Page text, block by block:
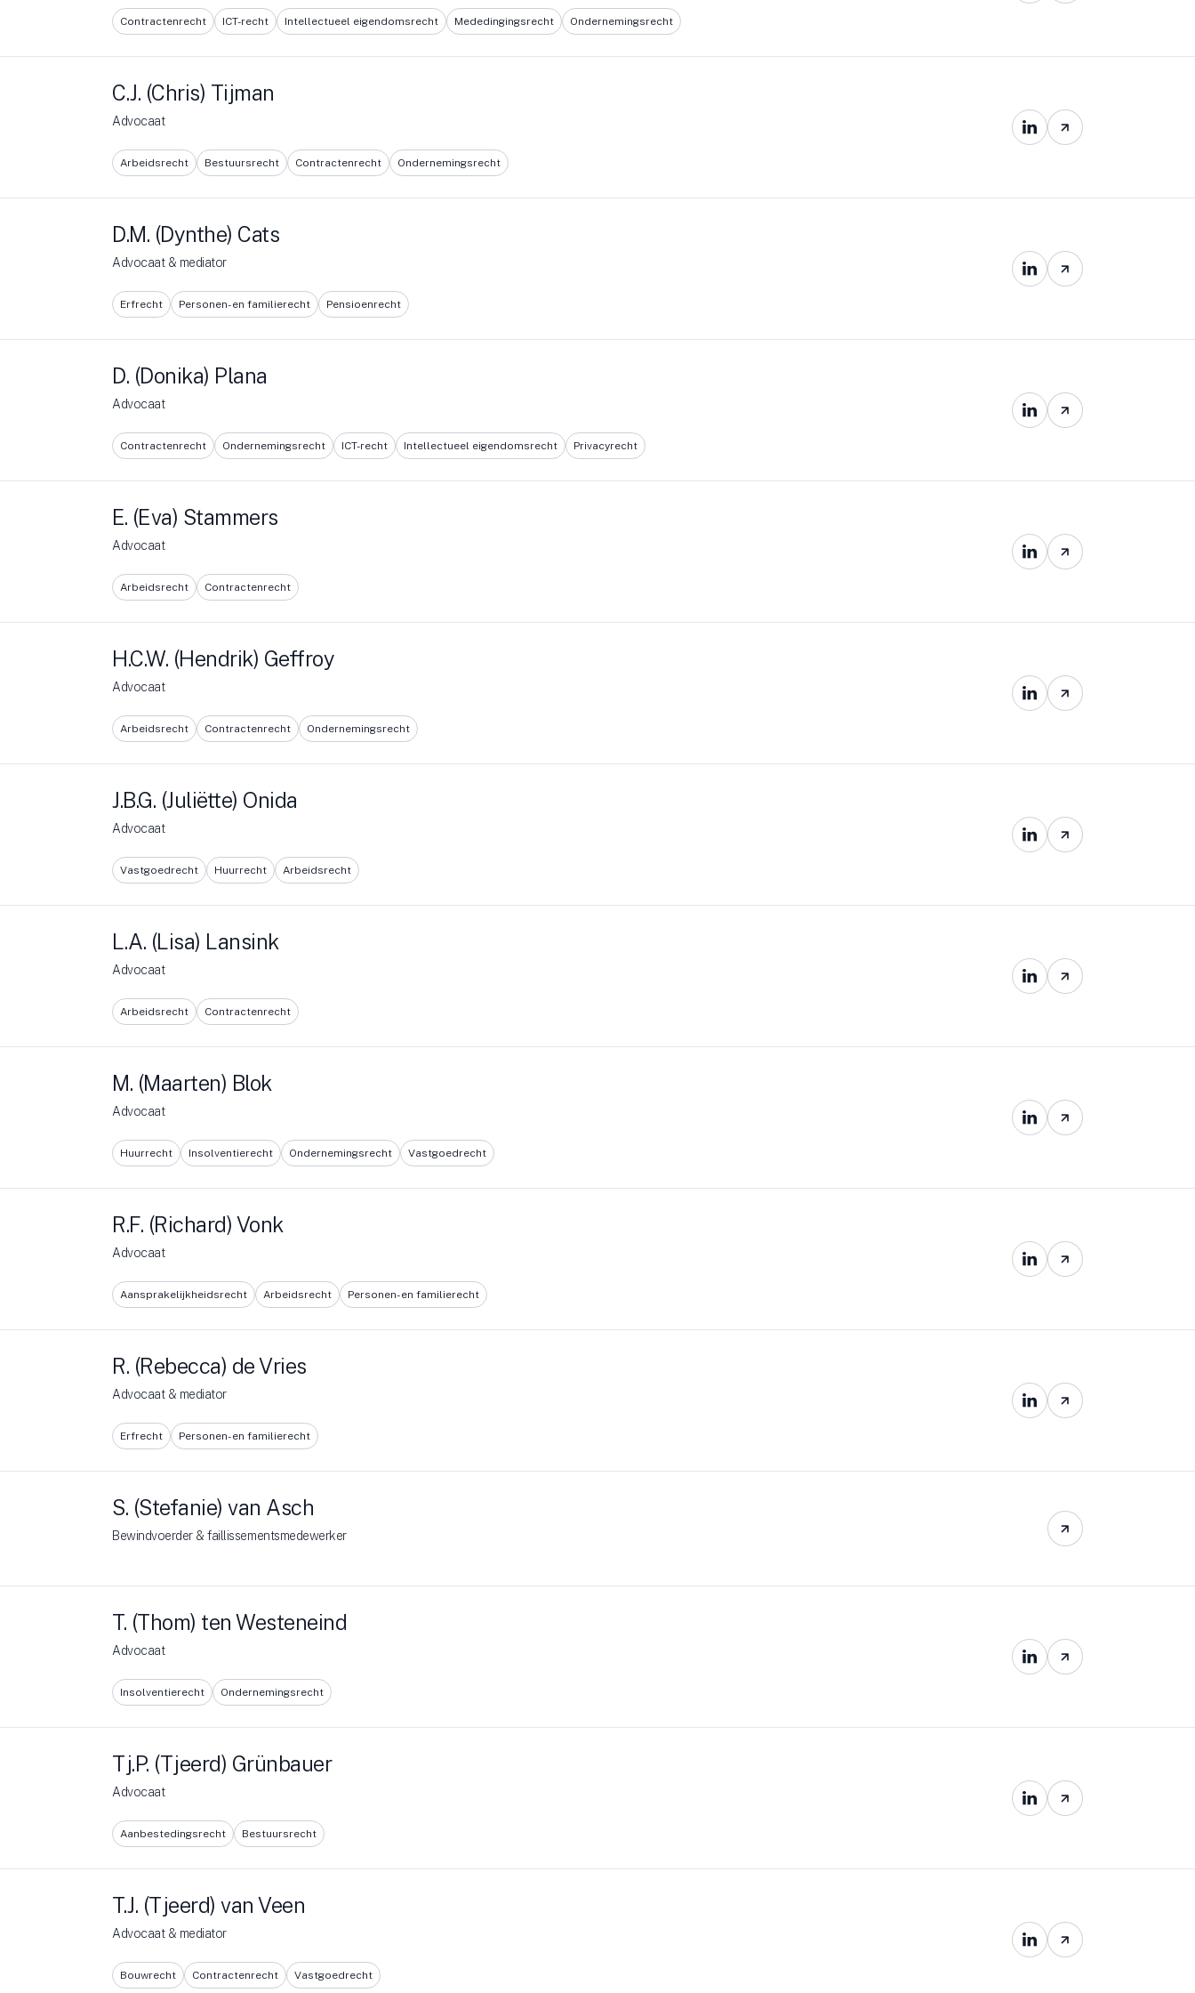
Contractenrecht ICT-recht Intellectueel eigendomsrecht Mededingingsrecht Ondernemingsrecht
C.J. (Chris) Tijman
Advocaat
Arbeidsrecht Bestuursrecht Contractenrecht Ondernemingsrecht
D.M. (Dynthe) Cats
Advocaat & mediator
Erfrecht Personen- en familierecht Pensioenrecht
D. (Donika) Plana
Advocaat
Contractenrecht Ondernemingsrecht ICT-recht Intellectueel eigendomsrecht Privacyrecht
E. (Eva) Stammers
Advocaat
Arbeidsrecht Contractenrecht
H.C.W. (Hendrik) Geffroy
Advocaat
Arbeidsrecht Contractenrecht Ondernemingsrecht
J.B.G. (Juliëtte) Onida
Advocaat
Vastgoedrecht Huurrecht Arbeidsrecht
L.A. (Lisa) Lansink
Advocaat
Arbeidsrecht Contractenrecht
M. (Maarten) Blok
Advocaat
Huurrecht Insolventierecht Ondernemingsrecht Vastgoedrecht
R.F. (Richard) Vonk
Advocaat
Aansprakelijkheidsrecht Arbeidsrecht Personen- en familierecht
R. (Rebecca) de Vries
Advocaat & mediator
Erfrecht Personen- en familierecht
S. (Stefanie) van Asch
Bewindvoerder & faillissementsmedewerker
T. (Thom) ten Westeneind
Advocaat
Insolventierecht Ondernemingsrecht
Tj.P. (Tjeerd) Grünbauer
Advocaat
Aanbestedingsrecht Bestuursrecht
T.J. (Tjeerd) van Veen
Advocaat & mediator
Bouwrecht Contractenrecht Vastgoedrecht